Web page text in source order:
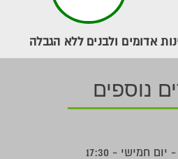
אדומים ולבנים ללא הגבלה
נוספים
- יום חמישי - 17:30